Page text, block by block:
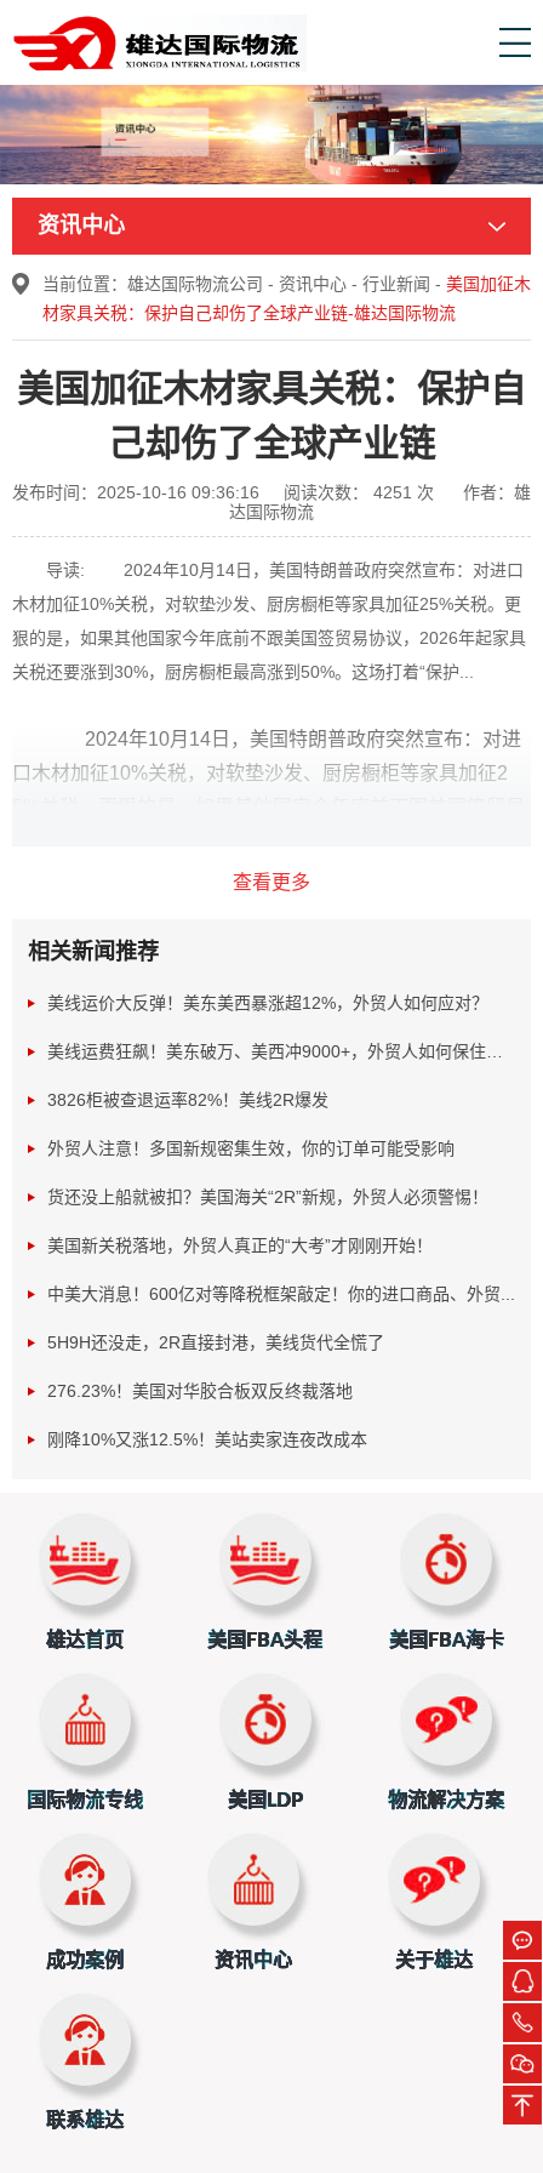
资讯中心
当前位置： 雄达国际物流公司 - 资讯中心 - 行业新闻 - 美国加征木
材家具关税：保护自己却伤了全球产业链-雄达国际物流
美国加征木材家具关税：保护自
己却伤了全球产业链
发布时间：2025-10-16 09:36:16 阅读次数： 4251 次
作者：雄
达国际物流
导读: 2024年10月14日，美国特朗普政府突然宣布：对进口
木材加征10%关税，对软垫沙发、厨房橱柜等家具加征25%关税。更
狠的是，如果其他国家今年底前不跟美国签贸易协议，2026年起家具
关税还要涨到30%，厨房橱柜最高涨到50%。这场打着“保护...
2024年10月14日，美国特朗普政府突然宣布：对进
口木材加征10%关税，对软垫沙发、厨房橱柜等家具加征2
50%。这场打着“保护美国产业”旗号的政策，背后藏着不少矛
一、关税怎么收？精准打击+谈判威胁
关税就是想逼企业回美国建厂；家具关税直接针对中国、越
南等出口大国，想削弱他们的竞争力。
谈判当筹码：英国签了协议就只收10%，欧盟和日本最
多收15%，没签协议的国家就要被“狠宰”。这明显是用关税逼
自己人也坑：加拿大70%的木材卖给美国，新政策下加
拿大木材在美国涨价15%-20%，直接推高美国房价，暴露了
政策自相矛盾。
二、为啥要这么做？选票、产业和霸权
拉选票：2024年大选快到了，钢铁、木材这些行业的工
人是关键选民，喊“美国优先”能讨好他们。
保产业：美国每年用1.2亿立方米木材，但自己只能产6
0%。加关税是想逼企业投资美国林业，但短期根本补不上缺
继续打贸易战：从钢铝到芯片，美国现在把关税当武
器，这次针对中国家具，就是想拖慢中国制造业升级。
三、后果有多严重？全球产业链遭殃
查看更多
相关新闻推荐
美线运价大反弹！美东美西暴涨超12%，外贸人如何应对？
美线运费狂飙！美东破万、美西冲9000+，外贸人如何保住利...
3826柜被查退运率82%！美线2R爆发
外贸人注意！多国新规密集生效，你的订单可能受影响
货还没上船就被扣？美国海关“2R”新规，外贸人必须警惕！
美国新关税落地，外贸人真正的“大考”才刚刚开始！
中美大消息！600亿对等降税框架敲定！你的进口商品、外贸...
5H9H还没走，2R直接封港，美线货代全慌了
276.23%！美国对华胶合板双反终裁落地
刚降10%又涨12.5%！美站卖家连夜改成本
雄达首页 美国FBA头程 美国FBA海卡
国际物流专线 美国LDP 物流解决方案
成功案例 资讯中心 关于雄达
联系雄达